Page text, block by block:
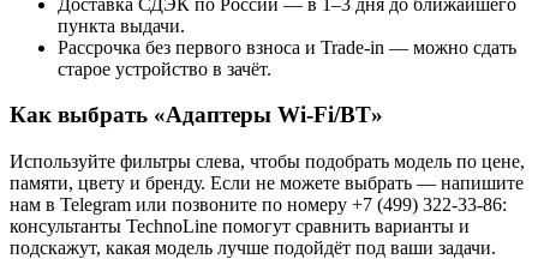
пункта выдачи.
Рассрочка без первого взноса и Trade-in — можно сдать
старое устройство в зачёт.
Как выбрать «Адаптеры Wi-Fi/BT»
Используйте фильтры слева, чтобы подобрать модель по цене,
памяти, цвету и бренду. Если не можете выбрать — напишите
нам в Telegram или позвоните по номеру +7 (499) 322-33-86:
консультанты TechnoLine помогут сравнить варианты и
подскажут, какая модель лучше подойдёт под ваши задачи.